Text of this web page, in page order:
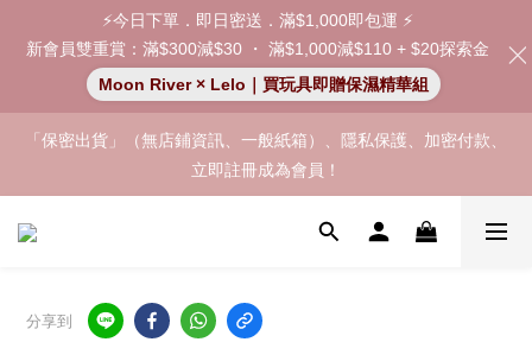
「保密出貨」（無店鋪資訊、一般紙箱）、隱私保護、加密付款、
立即註冊成為會員！
「保密出貨」（無店鋪資訊、一般紙箱）、隱私保護、加密付款、
立即註冊成為會員！
加入會員即享$20購物金  訂單商品好評再享$15購物金
嚴格保密你的購物紀錄，絕不洩露。
分享到
⚡今日下單．即日密送．滿$1,000即包運 ⚡
新會員雙重賞：滿$300減$30 ・ 滿$1,000減$110 + $20探索金
Moon River × Lelo｜買玩具即贈保濕精華組